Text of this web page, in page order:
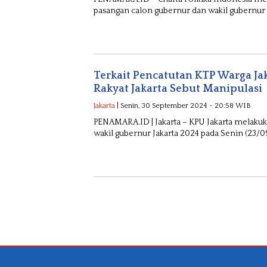
pasangan calon gubernur dan wakil gubernur
Terkait Pencatutan KTP Warga
Rakyat Jakarta Sebut Manipulasi
Jakarta | Senin, 30 September 2024 - 20:58 WIB
PENAMARA.ID | Jakarta – KPU Jakarta
wakil gubernur Jakarta 2024 pada Senin (23/